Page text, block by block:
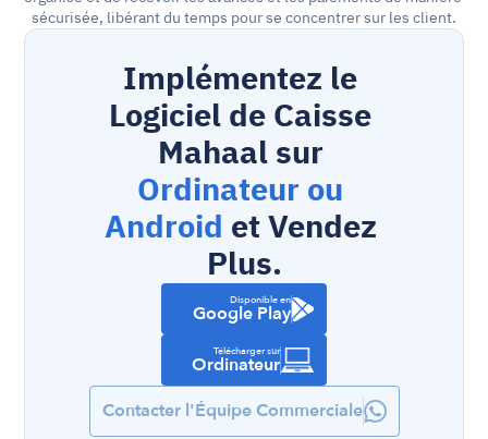
sécurisée, libérant du temps pour se concentrer sur les client.
Implémentez le
Logiciel de Caisse
Ordinateur ou
Android et Vendez
Plus.
Disponible en
Google Play
Télécharger sur
Ordinateur
Contacter l'Équipe Commerciale